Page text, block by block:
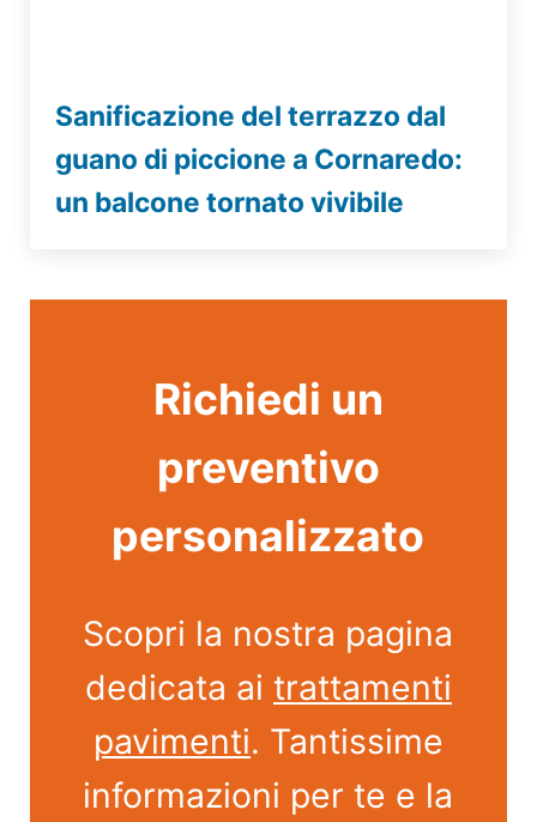
Sanificazione del terrazzo dal
guano di piccione a Cornaredo:
un balcone tornato vivibile
Richiedi un
preventivo
personalizzato
Scopri la nostra pagina
dedicata ai trattamenti
pavimenti. Tantissime
informazioni per te e la